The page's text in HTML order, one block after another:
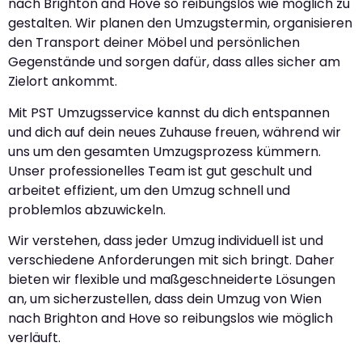
nach Brighton and Hove so reibungslos wie möglich zu
gestalten. Wir planen den Umzugstermin, organisieren
den Transport deiner Möbel und persönlichen
Gegenstände und sorgen dafür, dass alles sicher am
Zielort ankommt.
Mit PST Umzugsservice kannst du dich entspannen
und dich auf dein neues Zuhause freuen, während wir
uns um den gesamten Umzugsprozess kümmern.
Unser professionelles Team ist gut geschult und
arbeitet effizient, um den Umzug schnell und
problemlos abzuwickeln.
Wir verstehen, dass jeder Umzug individuell ist und
verschiedene Anforderungen mit sich bringt. Daher
bieten wir flexible und maßgeschneiderte Lösungen
an, um sicherzustellen, dass dein Umzug von Wien
nach Brighton and Hove so reibungslos wie möglich
verläuft.